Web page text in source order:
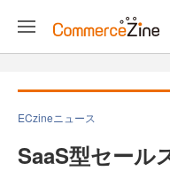
ECzineニュース
SaaS型セール